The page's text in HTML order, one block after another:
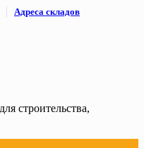
Адреса складов
строительства,